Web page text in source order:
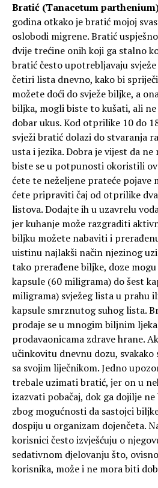
Bratić (Tanacetum
godina otkako je bratić mojoj
oslobodi migrene. Bratić
dvije trećine onih koji ga stalno
bratić često upotrebljavaju
četiri lista dnevno, kako bi
možete doći do svježe biljke, a
biljka, mogli biste to kušati, ali ne
dobar ukus. Kod otprilike 10 do
svježi bratić dolazi do stvaranja
usta i jezika. Dobra je vijest da
biste se u potpunosti okoristili
ćete te neželjene prateće pojave
ćete pripraviti čaj od otprilike
listova. Dodajte ih u uzavrelu
jer kuhanje može razgraditi
biljku možete nabaviti i
uistinu najlakši način njezinog
tako prerađene biljke, doze
kapsule (60 miligrama) do šest
miligrama) svježeg lista u prahu
kapsule smrznutog suhog lista.
prodaje se u mnogim biljnim
prodavaonicama zdrave hrane.
učinkovitu dnevnu dozu,
sa svojim liječnikom. Jedno
trebale uzimati bratić, jer on u
izazvati pobačaj, dok ga dojilje
zbog mogućnosti da sastojci
dospiju u organizam dojenčeta.
korisnici često izvješćuju o
sedativnom djelovanju što,
korisnika, može i ne mora biti